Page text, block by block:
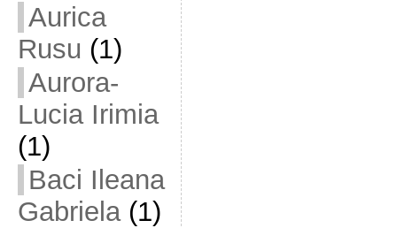
Aurica
Rusu (1)
Aurora-
Lucia Irimia
(1)
Baci Ileana
Gabriela(1)